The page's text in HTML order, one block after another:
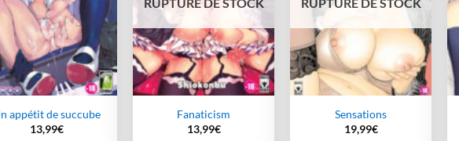
appétit de succube
13,99€
Fanaticism
13,99€
Sensations
19,99€